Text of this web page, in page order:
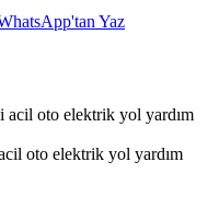
Yaz
acil oto elektrik yol yardım
oto elektrik yol yardım